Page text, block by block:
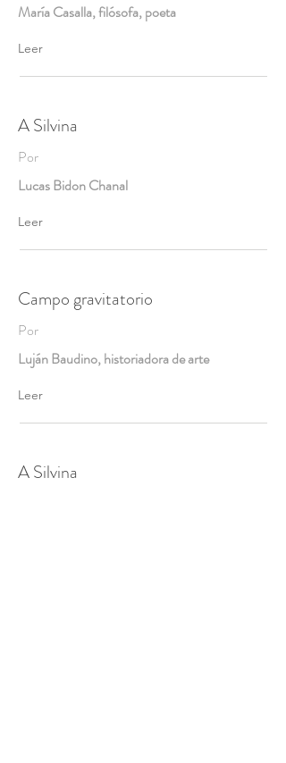
María Casalla, filósofa, poeta
Leer
A Silvina
Por
Lucas Bidon Chanal
Leer
Campo gravitatorio
Por
Luján Baudino, historiadora de arte
Leer
A Silvina